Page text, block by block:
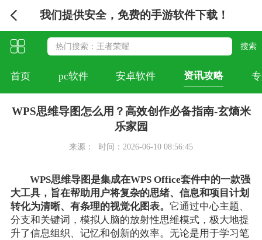
我们提供安全，免费的手游软件下载！
首页 pc软件 安卓软件 资讯攻略
WPS思维导图怎么用？高效创作必备指南-玄熵米
乐家园
来源： 时间：2026-06-10 08:56:45
WPS思维导图是集成在WPS Office套件中的一款强
大工具，旨在帮助用户将复杂的思绪、信息和项目计划
转化为清晰、有条理的视觉化图表。 它通过中心主题、
分支和关键词，模拟人脑的放射性思维模式，极大地提
升了信息组织、记忆和创新的效率。无论是用于学习笔